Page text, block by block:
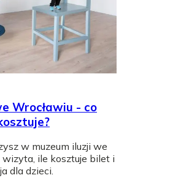
Wrocławiu - co
w muzeum iluzji we
wizyta, ile kosztuje bilet i
dla dzieci.